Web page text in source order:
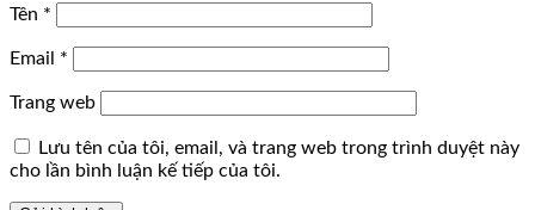
Tên *
Email *
Trang web
Lưu tên của tôi, email, và trang web trong trình duyệt này
cho lần bình luận kế tiếp của tôi.